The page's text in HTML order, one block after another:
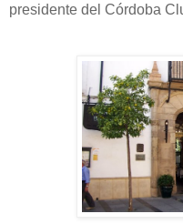
presidente del Córdoba